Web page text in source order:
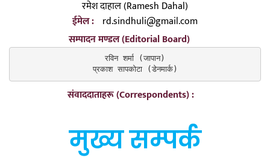
रमेश दाहाल (Ramesh Dahal)
ईमेल : rd.sindhuli@gmail.com
सम्पादन मण्डल (Editorial Board)
रविन शर्मा (जापान)
प्रकाश सापकोटा (डेनमार्क)
संवाददाताहरू (Correspondents) :
मुख्य सम्पर्क